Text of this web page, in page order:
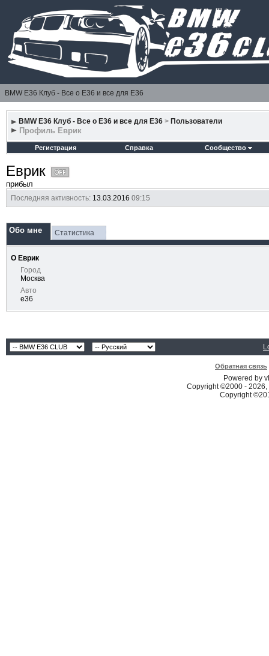
BMW E36 Клуб - Все о Е36 и все для Е36
BMW E36 Клуб - Все о Е36 и все для Е36 > Пользователи
Профиль Еврик
Регистрация Справка Сообщество
Еврик
прибыл
Последняя активность:13.03.2016 09:15
Обо мне Статистика
О Еврик
Город
Москва
Авто
е36
Обратная связь
Powered by
Copyright ©2000 -
Copyright